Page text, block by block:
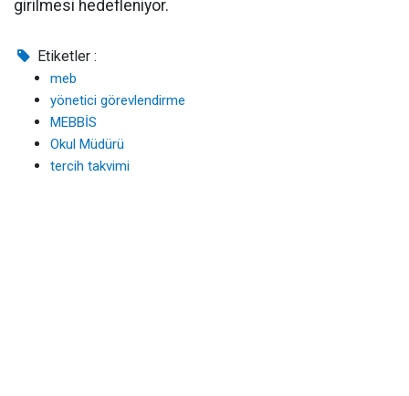
girilmesi hedefleniyor.
Etiketler :
meb
yönetici görevlendirme
MEBBİS
Okul Müdürü
tercih takvimi